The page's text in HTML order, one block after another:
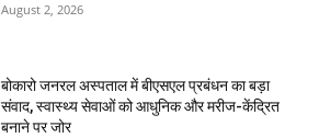
August 2, 2026
बोकारो जनरल अस्पताल में बीएसएल प्रबंधन का बड़ा
संवाद, स्वास्थ्य सेवाओं को आधुनिक और मरीज-केंद्रित
बनाने पर जोर